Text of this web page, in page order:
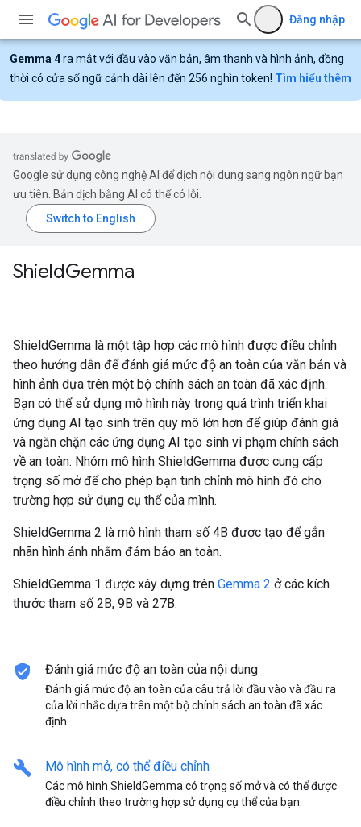
Đăng nhập
Gemma 4ra mắt với đầu vào văn bản, âm thanh và hình ảnh, đồng
thời có cửa sổ ngữ cảnh dài lên đến 256 nghìn token! Tìm hiểu thêm
Google sử dụng công nghệ AI để dịch nội dung sang ngôn ngữ bạn
ưu tiên. Bản dịch bằng AI có thể có lỗi.
ShieldGemma
ShieldGemma là một tập hợp các mô hình được điều chỉnh
theo hướng dẫn để đánh giá mức độ an toàn của văn bản và
hình ảnh dựa trên một bộ chính sách an toàn đã xác định.
Bạn có thể sử dụng mô hình này trong quá trình triển khai
ứng dụng AI tạo sinh trên quy mô lớn hơn để giúp đánh giá
và ngăn chặn các ứng dụng AI tạo sinh vi phạm chính sách
về an toàn. Nhóm mô hình ShieldGemma được cung cấp
trọng số mở để cho phép bạn tinh chỉnh mô hình đó cho
trường hợp sử dụng cụ thể của mình.
ShieldGemma 2 là mô hình tham số 4B được tạo để gắn
nhãn hình ảnh nhằm đảm bảo an toàn.
ShieldGemma 1 được xây dựng trên Gemma 2 ở các kích
thước tham số 2B, 9B và 27B.
verified_user Đánh giá mức độ an toàn của nội dung
Đánh giá mức độ an toàn của câu trả lời đầu vào và đầu ra
của lời nhắc dựa trên một bộ chính sách an toàn đã xác
định.
build Mô hình mở, có thể điều chỉnh
Các mô hình ShieldGemma có trọng số mở và có thể được
điều chỉnh theo trường hợp sử dụng cụ thể của bạn.